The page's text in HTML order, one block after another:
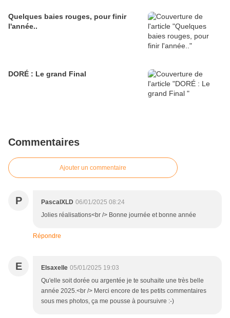
Quelques baies rouges, pour finir
l'année..
DORÉ : Le grand Final
Commentaires
Ajouter un commentaire
P PascalXLD 06/01/2025 08:24
Jolies réalisations<br /> Bonne journée et bonne année
Répondre
E Elsaxelle 05/01/2025 19:03
Qu'elle soit dorée ou argentée je te souhaite une très belle
année 2025.<br /> Merci encore de tes petits commentaires
sous mes photos, ça me pousse à poursuivre :-)